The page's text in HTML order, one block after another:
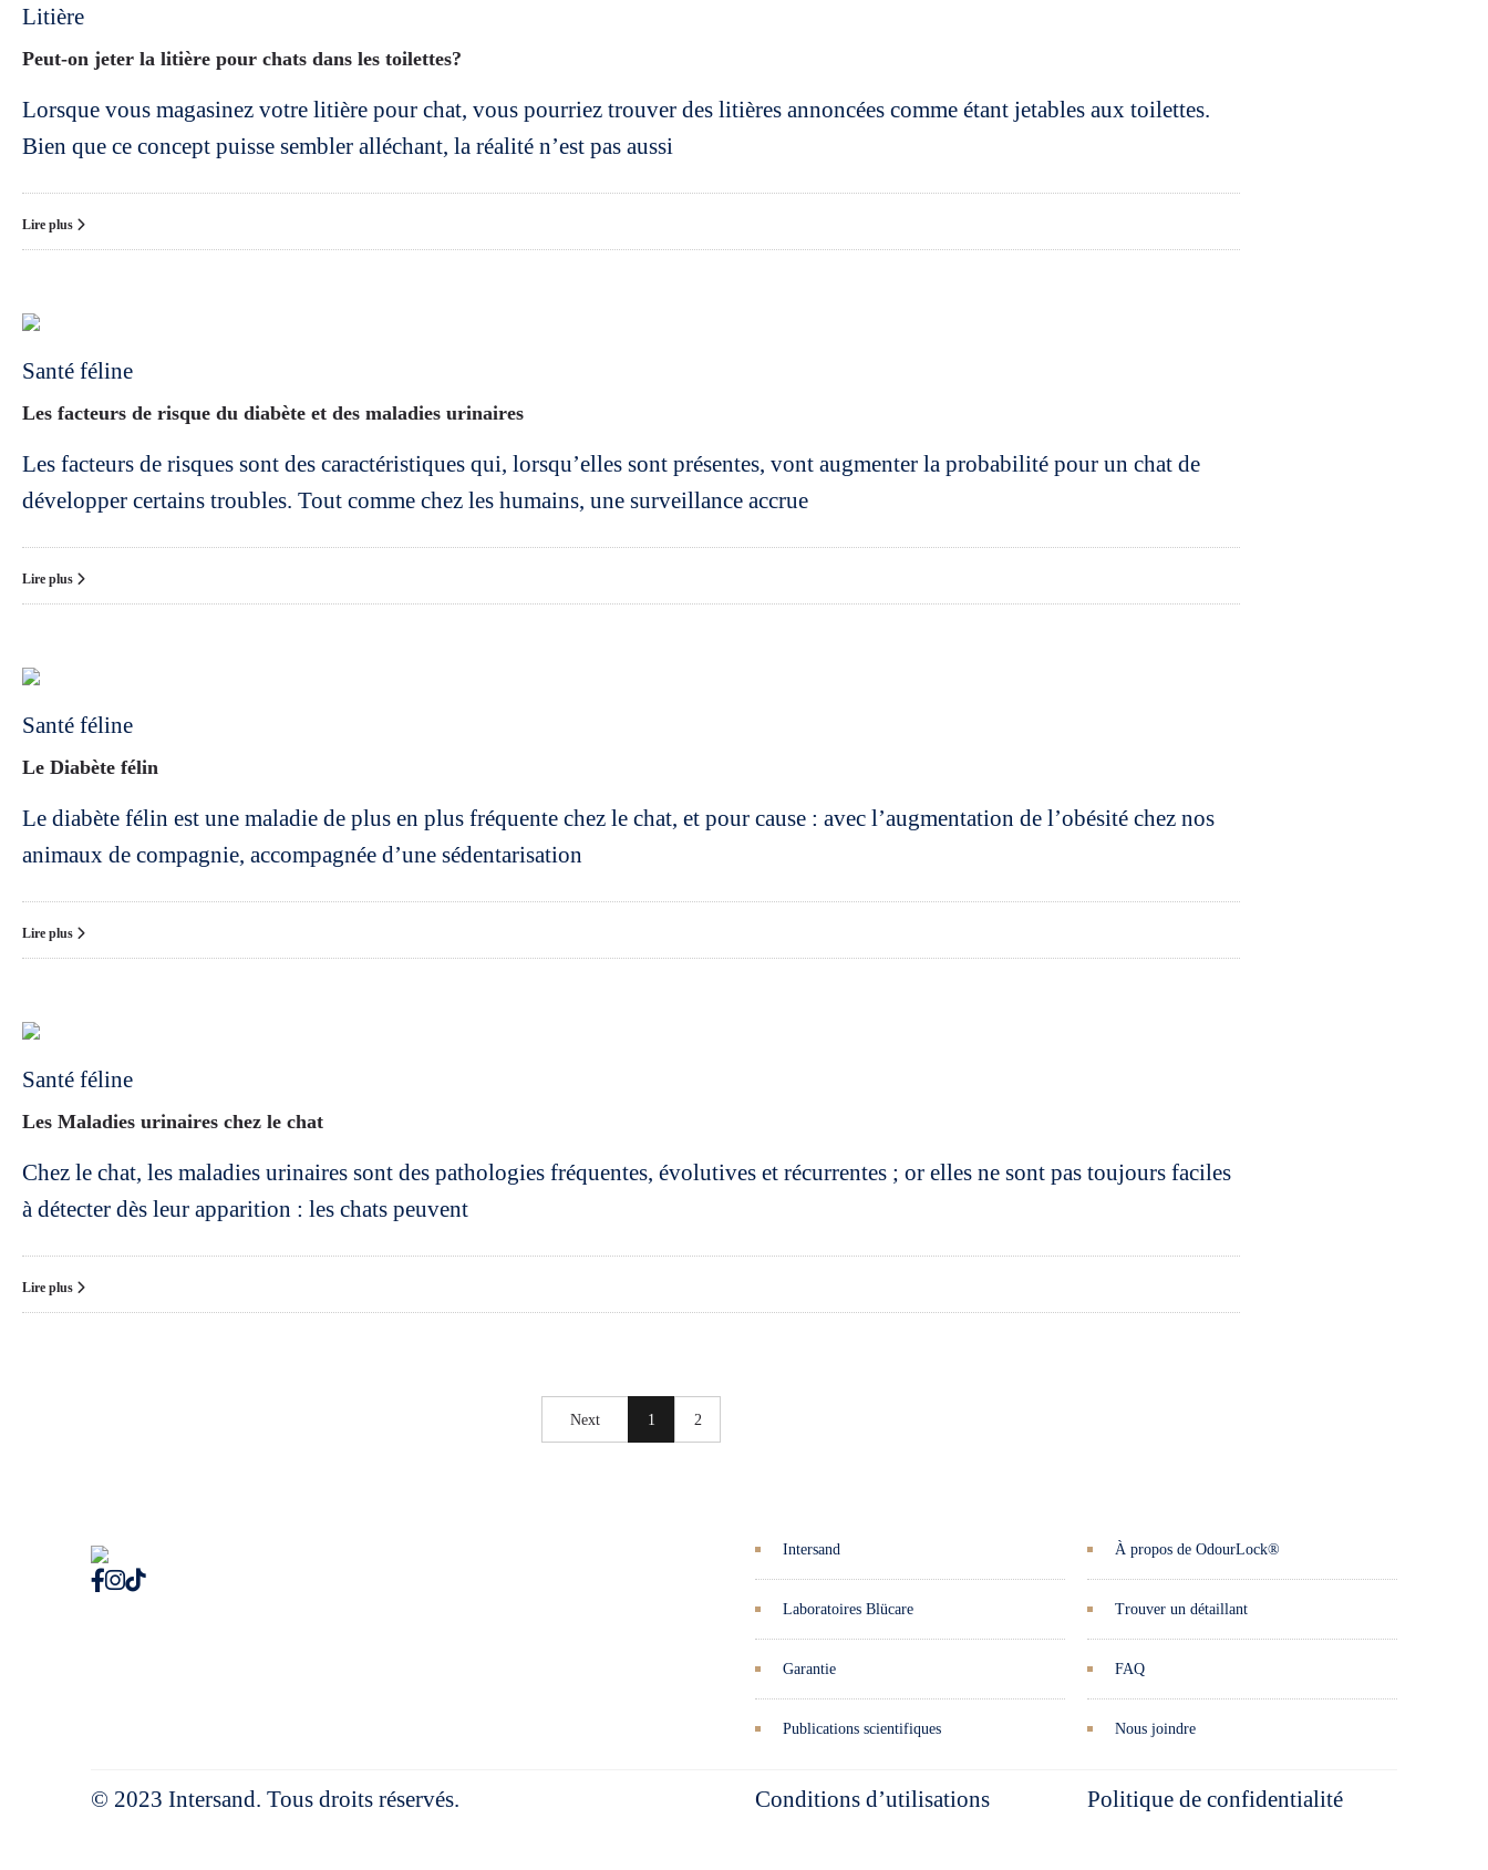
Litière
Peut-on jeter la litière pour chats dans les toilettes?
Lorsque vous magasinez votre litière pour chat, vous pourriez trouver des litières annoncées comme étant jetables aux toilettes.
Bien que ce concept puisse sembler alléchant, la réalité n’est pas aussi
Lire plus
Santé féline
Les facteurs de risque du diabète et des maladies urinaires
Les facteurs de risques sont des caractéristiques qui, lorsqu’elles sont présentes, vont augmenter la probabilité pour un chat de
développer certains troubles. Tout comme chez les humains, une surveillance accrue
Lire plus
Santé féline
Le Diabète félin
Le diabète félin est une maladie de plus en plus fréquente chez le chat, et pour cause : avec l’augmentation de l’obésité chez nos
animaux de compagnie, accompagnée d’une sédentarisation
Lire plus
Santé féline
Les Maladies urinaires chez le chat
Chez le chat, les maladies urinaires sont des pathologies fréquentes, évolutives et récurrentes ; or elles ne sont pas toujours faciles
à détecter dès leur apparition : les chats peuvent
Lire plus
Next 1 2
Intersand
Laboratoires Blücare
Garantie
Publications scientifiques
À propos de OdourLock®
Trouver un détaillant
FAQ
Nous joindre
© 2023 Intersand. Tous droits réservés. Conditions d’utilisations Politique de confidentialité